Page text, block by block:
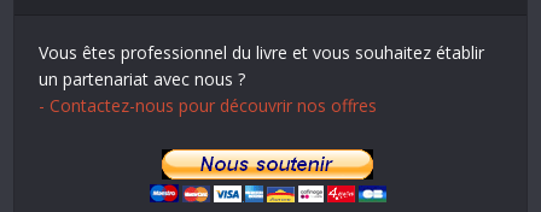
Vous êtes professionnel du livre et vous souhaitez établir
un partenariat avec nous ?
- Contactez-nous pour découvrir nos offres